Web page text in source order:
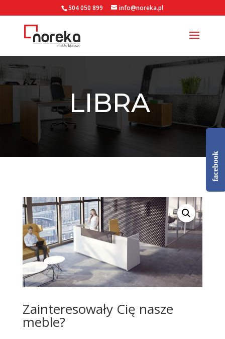
facebook
504 050 899 info@noreka.pl
LIBRA
Zainteresowały Cię nasze
meble?